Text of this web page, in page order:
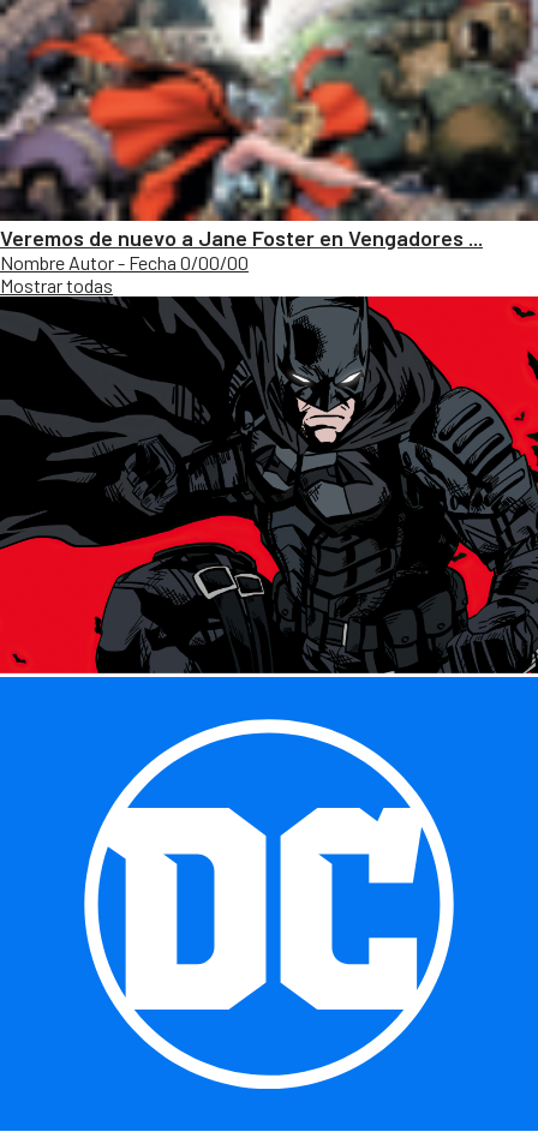
Veremos de nuevo a Jane Foster en Vengadores ...
Nombre Autor - Fecha 0/00/00
Mostrar todas